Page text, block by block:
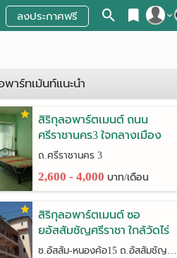
ลงประกาศฟรี
าร์ทเม้นท์แนะนำ
สิริกุลอพาร์ตเมนต์ ถนน
ศรีราชานคร3 ใจกลางเมือง
ศรีราชา
ถ.ศรีราชานคร 3
2,600 - 4,000 บาท/เดือน
สิริกุลอพาร์ตเมนต์ ซอ
ยอัสสัมชัญศรีราชา ใกล้วัดไร่
กล้วย
ซ.อัสสัม-หนองค้อ15 ถ.อัสสัมชัญ-หนองค้อ(ทางหลวง3241)